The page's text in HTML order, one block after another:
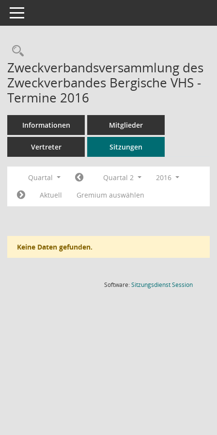
Toggle navigation
Rechercheauswahl
Zweckverbandsversammlung des
Zweckverbandes Bergische VHS -
Termine 2016
Informationen Mitglieder
Vertreter Sitzungen
Quartal Quartal 2
2016
Aktuell
Gremium auswählen
Keine Daten gefunden.
Software:SitzungsdienstSession(Wird in